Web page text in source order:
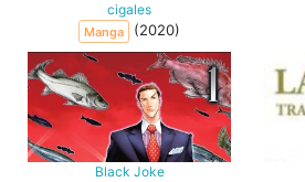
cigales
Manga (2020)
Black Joke